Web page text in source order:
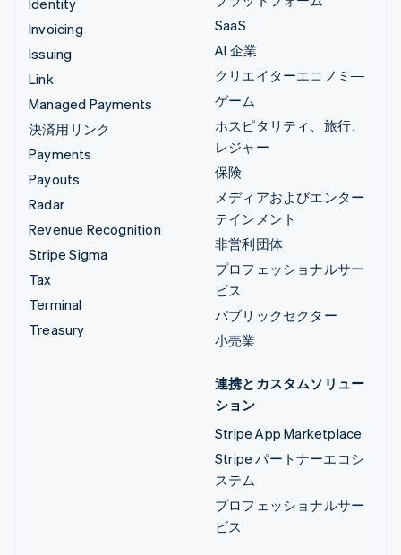
Invoicing
Issuing
Link
Managed Payments
決済用リンク
Payments
Payouts
Radar
Revenue Recognition
Stripe Sigma
Tax
Terminal
Treasury
SaaS
AI 企業
クリエイターエコノミ―
ゲーム
ホスピタリティ、旅行、
レジャー
保険
メディアおよびエンター
テインメント
非営利団体
プロフェッショナルサー
ビス
パブリックセクター
小売業
連携とカスタムソリュー
ション
Stripe App Marketplace
Stripe パートナーエコシ
ステム
プロフェッショナルサー
ビス